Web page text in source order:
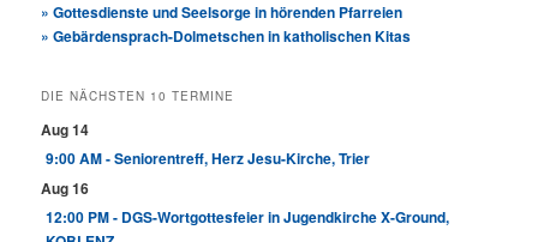
» Gottesdienste und Seelsorge in hörenden Pfarreien
» Gebärdensprach-Dolmetschen in katholischen Kitas
DIE NÄCHSTEN 10 TERMINE
Aug 14
9:00 AM - Seniorentreff, Herz Jesu-Kirche, Trier
Aug 16
12:00 PM - DGS-Wortgottesfeier in Jugendkirche X-Ground,